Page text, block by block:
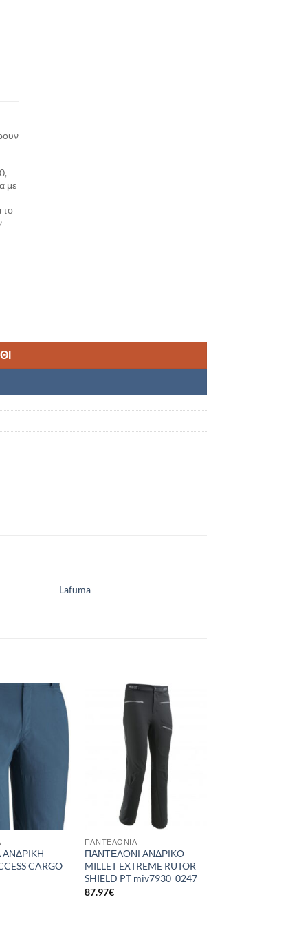
με
το
Lafuma
CARGO
Add to
wishlist
ΠΑΝΤΕΛΌΝΙΑ
ΠΑΝΤΕΛΟΝΙ ΑΝΔΡΙΚΟ
MILLET EXTREME RUTOR
SHIELD PT miv7930_0247
87.97€